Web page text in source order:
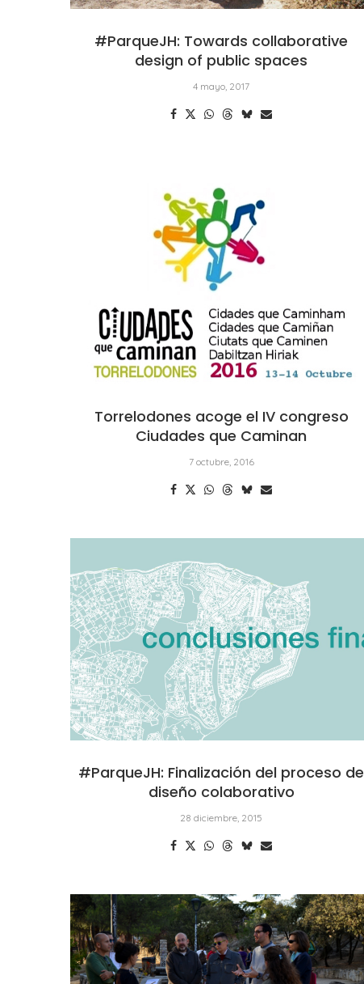
#ParqueJH: Towards collaborative
design of public spaces
4 mayo, 2017
Torrelodones acoge el IV congreso
Ciudades que Caminan
7 octubre, 2016
#ParqueJH: Finalización del proceso de
diseño colaborativo
28 diciembre, 2015